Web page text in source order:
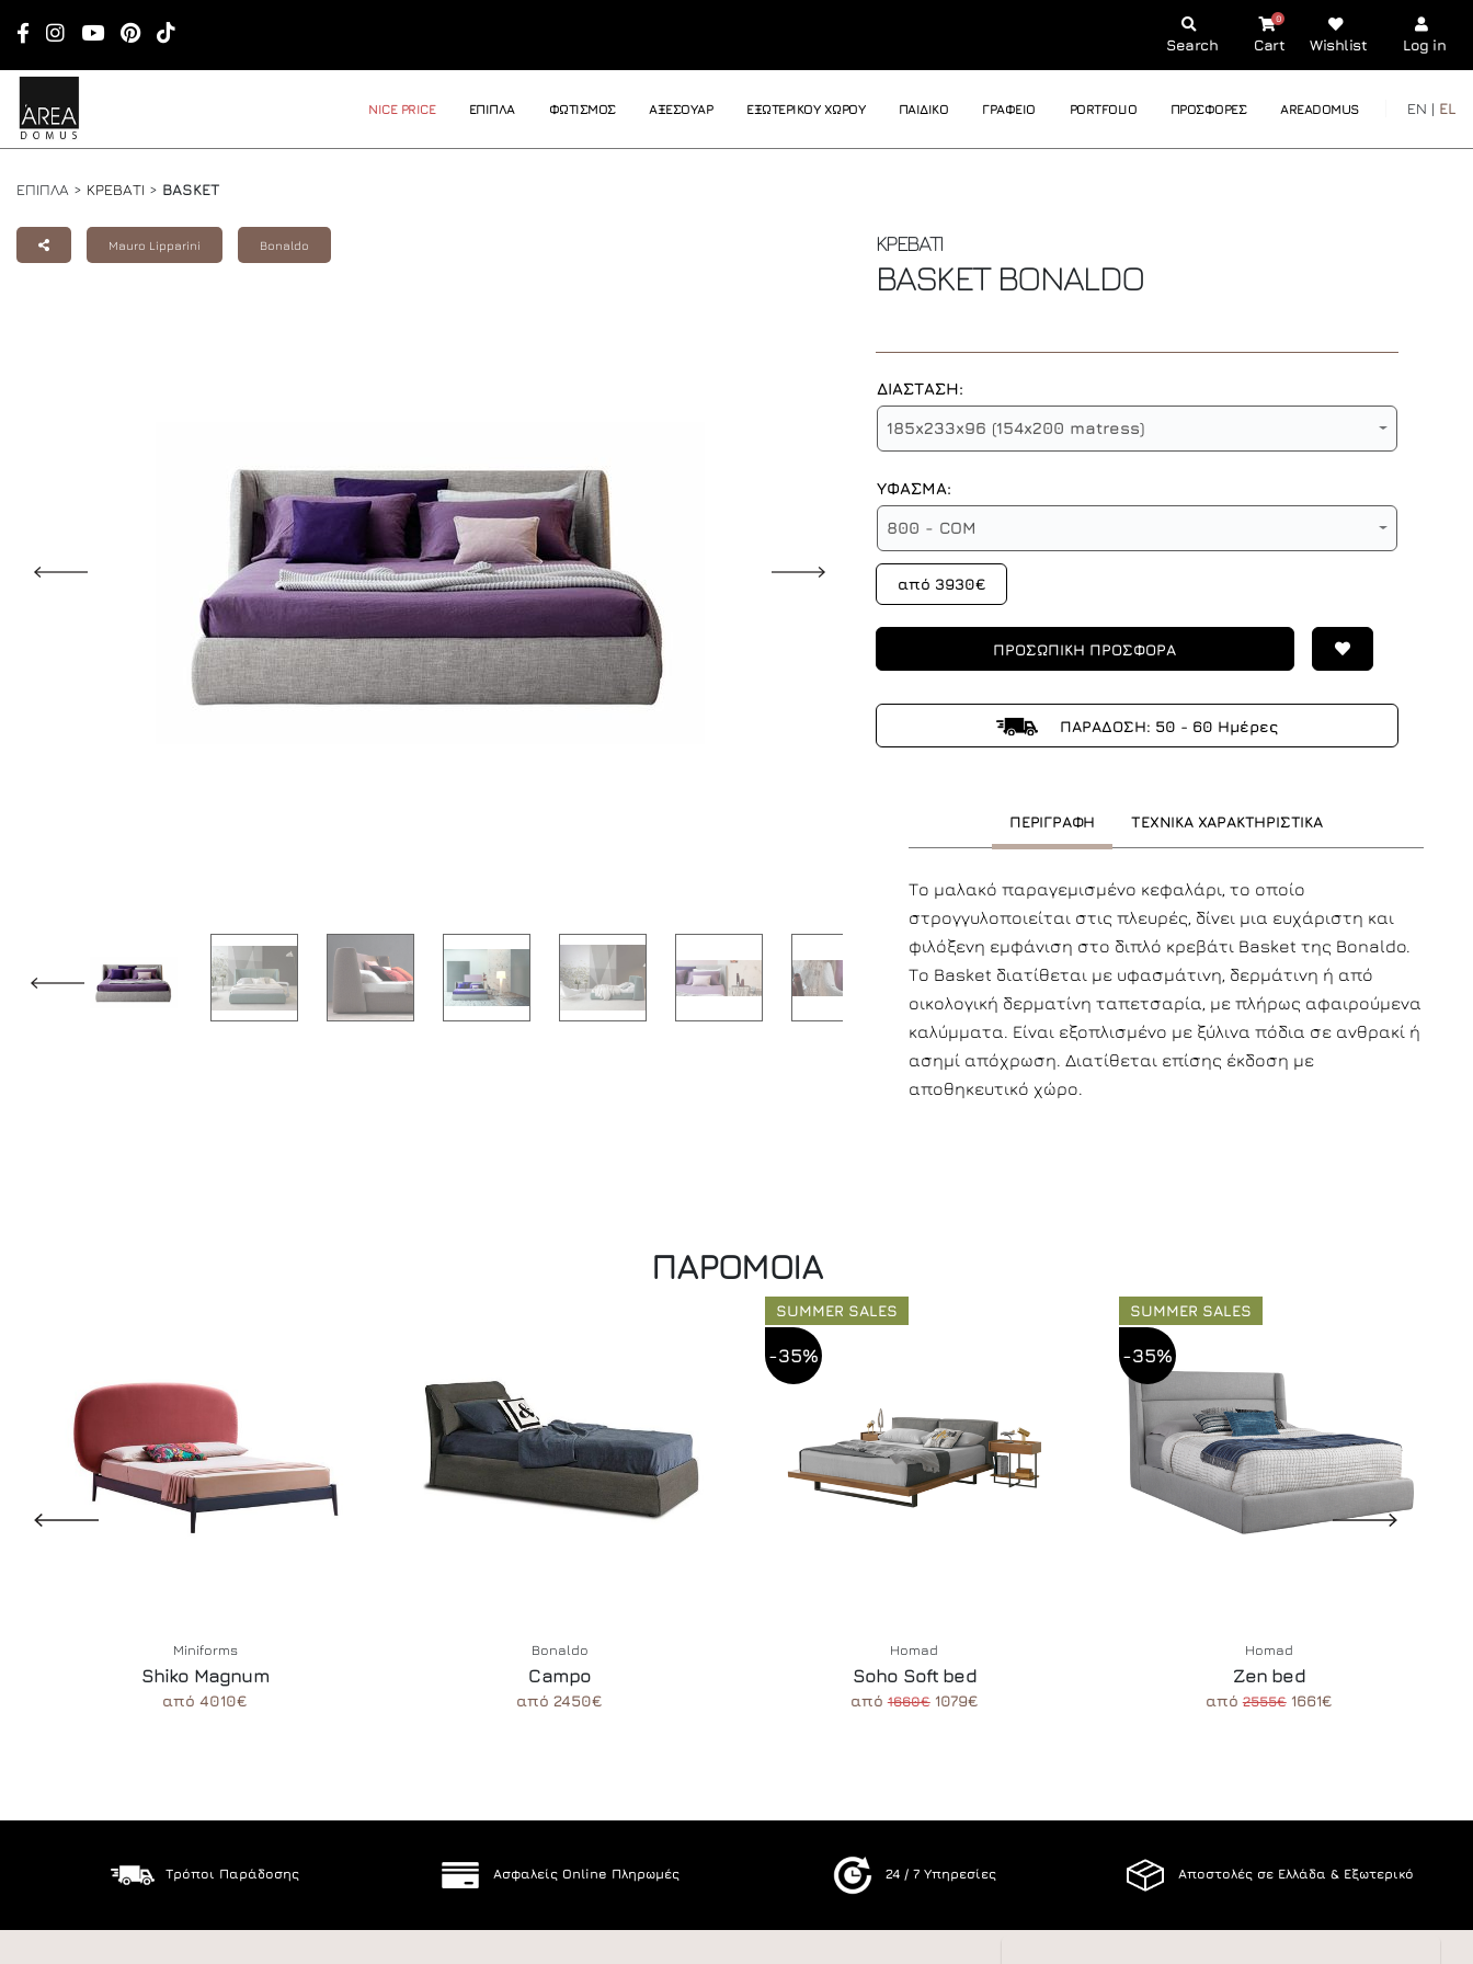
Search Cart
0
Wishlist Log in
NICE PRICE ΕΠΙΠΛΑ ΦΩΤΙΣΜΟΣ ΑΞΕΣΟΥΑΡ ΕΞΩΤΕΡΙΚΟΥ ΧΩΡΟΥ ΠΑΙΔΙΚΟ ΓΡΑΦΕΙΟ PORTFOLIO ΠΡΟΣΦΟΡΕΣ AREADOMUS EN | EL
ΕΠΙΠΛΑ > ΚΡΕΒΑΤΙ > BASKET
Mauro Lipparini Bonaldo ΚΡΕΒΑΤΙ
BASKET BONALDO
ΔΙΑΣΤΑΣΗ:
185x233x96 (154x200 matress)
ΥΦΑΣΜΑ:
800 - COM
από 3930€
ΠΡΟΣΩΠΙΚΗ ΠΡΟΣΦΟΡΑ
ΠΑΡΑΔΟΣΗ: 50 - 60 Ημέρες
ΠΕΡΙΓΡΑΦΗ ΤΕΧΝΙΚΑ ΧΑΡΑΚΤΗΡΙΣΤΙΚΑ
Το μαλακό παραγεμισμένο κεφαλάρι, το οποίο
στρογγυλοποιείται στις πλευρές, δίνει μια ευχάριστη και
φιλόξενη εμφάνιση στο διπλό κρεβάτι Basket της Bonaldo.
Το Basket διατίθεται με υφασμάτινη, δερμάτινη ή από
οικολογική δερματίνη ταπετσαρία, με πλήρως αφαιρούμενα
καλύμματα. Είναι εξοπλισμένο με ξύλινα πόδια σε ανθρακί ή
ασημί απόχρωση. Διατίθεται επίσης έκδοση με
αποθηκευτικό χώρο.
ΠΑΡΟΜΟΙΑ
Miniforms
Shiko Magnum
από 4010€
Bonaldo
Campo
από 2450€
SUMMER SALES
-35%
Homad
Soho Soft bed
από1660€1079€
SUMMER SALES
-35%
Homad
Zen bed
από2555€1661€
Τρόποι Παράδοσης Ασφαλείς Online Πληρωμές 24 / 7 Υπηρεσίες Αποστολές σε Ελλάδα & Εξωτερικό